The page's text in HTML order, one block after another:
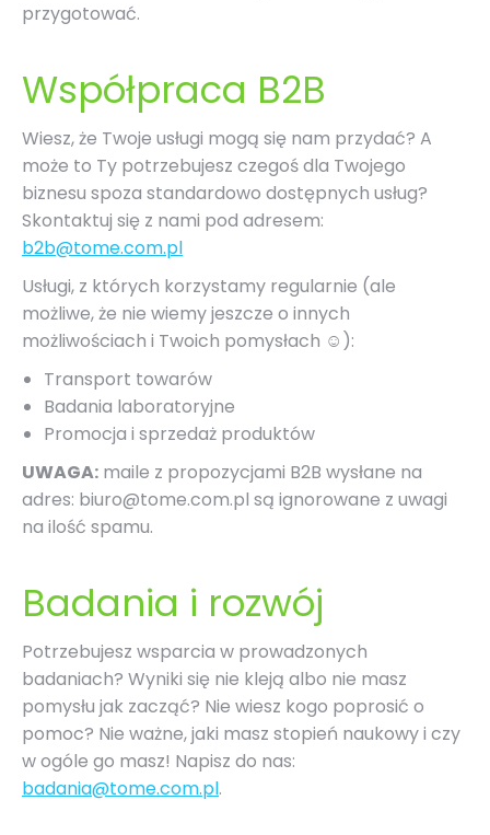
przygotować.
Współpraca B2B
Wiesz, że Twoje usługi mogą się nam przydać? A
może to Ty potrzebujesz czegoś dla Twojego
biznesu spoza standardowo dostępnych usług?
Skontaktuj się z nami pod adresem:
b2b@tome.com.pl
Usługi, z których korzystamy regularnie (ale
możliwe, że nie wiemy jeszcze o innych
możliwościach i Twoich pomysłach ☺):
Transport towarów
Badania laboratoryjne
Promocja i sprzedaż produktów
UWAGA: maile z propozycjami B2B wysłane na
adres: biuro@tome.com.pl są ignorowane z uwagi
na ilość spamu.
Badania i rozwój
Potrzebujesz wsparcia w prowadzonych
badaniach? Wyniki się nie kleją albo nie masz
pomysłu jak zacząć? Nie wiesz kogo poprosić o
pomoc? Nie ważne, jaki masz stopień naukowy i czy
w ogóle go masz! Napisz do nas:
badania@tome.com.pl.